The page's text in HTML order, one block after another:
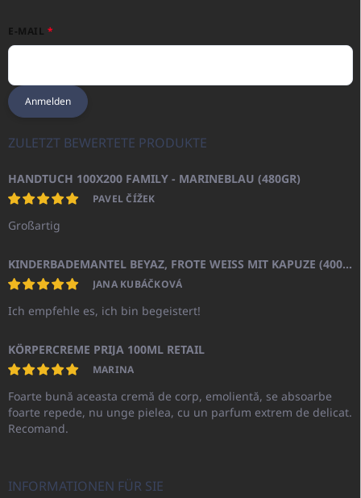
E-MAIL
Anmelden
ZULETZT BEWERTETE PRODUKTE
HANDTUCH 100X200 FAMILY - MARINEBLAU (480GR)
PAVEL ČÍŽEK
Großartig
KINDERBADEMANTEL BEYAZ, FROTE WEISS MIT KAPUZE (400GR)
JANA KUBÁČKOVÁ
Ich empfehle es, ich bin begeistert!
KÖRPERCREME PRIJA 100ML RETAIL
MARINA
Foarte bună aceasta cremă de corp, emolientă, se absoarbe
foarte repede, nu unge pielea, cu un parfum extrem de delicat.
Recomand.
INFORMATIONEN FÜR SIE